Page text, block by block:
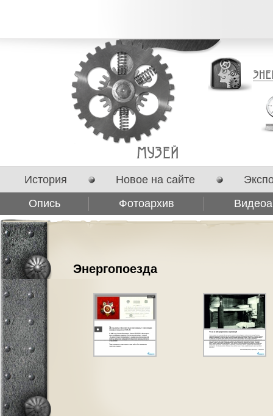
История Новое на сайте
Опись
Фотоархив
Сотрудничество
Энергопоезда